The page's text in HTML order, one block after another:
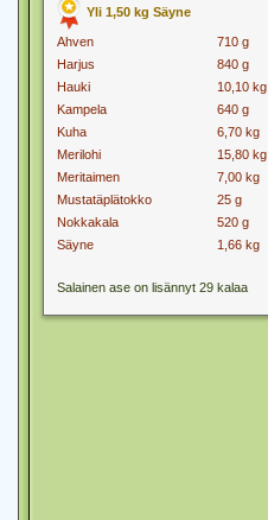
Yli 1,50 kg Säyne
Ahven
710 g
Harjus
840 g
Hauki
10,10 kg
Kampela
640 g
Kuha
6,70 kg
Merilohi
15,80 kg
Meritaimen
7,00 kg
Mustatäplätokko
25 g
Nokkakala
520 g
Säyne
1,66 kg
Salainen ase on lisännyt 29 kalaa